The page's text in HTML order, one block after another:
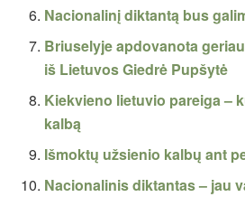
Nacionalinį diktantą bus
Briuselyje apdovanota
iš Lietuvos Giedrė Pupšytė
Kiekvieno lietuvio pareiga –
kalbą
Išmoktų užsienio kalbų ant
Nacionalinis diktantas – jau